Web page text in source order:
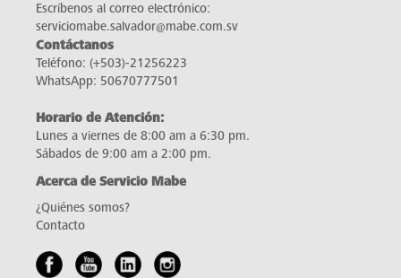
Escríbenos al correo electrónico:
serviciomabe.salvador@mabe.com.sv
Contáctanos
Teléfono: (+503)-21256223
WhatsApp: 50670777501
Horario de Atención:
Lunes a viernes de 8:00 am a 6:30 pm.
Sábados de 9:00 am a 2:00 pm.
Acerca de Servicio Mabe
¿Quiénes somos?
Contacto